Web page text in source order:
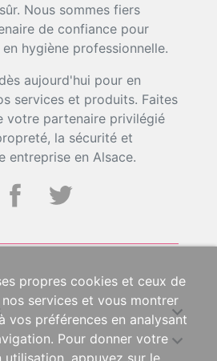
Nous sommes fiers
de confiance pour
hygiène professionnelle.
aujourd'hui pour en
services et produits. Faites
votre partenaire privilégié
la sécurité et
entreprise en Alsace.


propres cookies et ceux de
services et vous montrer
vos préférences en analysant
Pour donner votre
utilisation, appuyez sur le